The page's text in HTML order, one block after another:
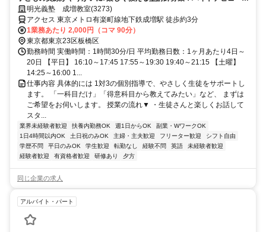
も安心の研修あり！週1日からOK
明光義塾 成増教室(3273)
アクセス 東京メトロ有楽町線地下鉄成増駅 徒歩約3分
1業務あたり 2,000円（コマ 90分）
東京都東京23区板橋区
勤務時間 実働時間：1時間30分/日 平均勤務日数：1ヶ月あたり4日～
20日 【平日】 16:10～17:45 17:55～19:30 19:40～21:15 【土曜】
14:25～16:00 1...
仕事内容 具体的には 1対3の個別指導で、やさしく生徒をサポートし
ます。 「一科目だけ」「得意科目から教えてみたい」など、 まずは
ご希望をお伺いします。 授業の流れ▼ ・生徒さんと楽しくお話して
スタ...
業界未経験者歓迎 扶養内勤務OK 週1日からOK
副業・WワークOK
1日4時間以内OK
土日祝のみOK 主婦・主夫歓迎 フリーター歓迎
シフト自由
学歴不問
平日のみOK 学生歓迎 転勤なし 経験不問 英語
未経験者歓迎
経験者歓迎
有資格者歓迎 研修あり 夕方
同じ企業の求人
アルバイト・パート